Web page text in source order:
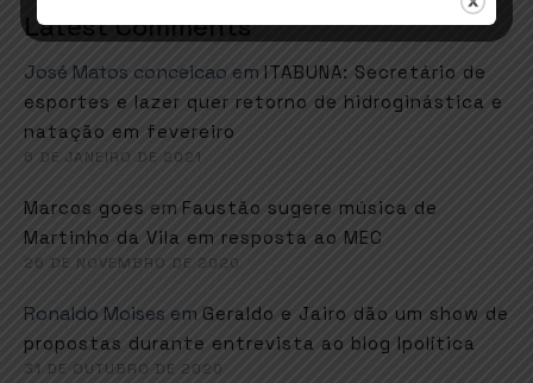
Latest Comments
José Matos conceicao em ITABUNA: Secretário de
esportes e lazer quer retorno de hidroginástica e
natação em fevereiro
6 DE JANEIRO DE 2021
Marcos goes em Faustão sugere música de
Martinho da Vila em resposta ao MEC
26 DE NOVEMBRO DE 2020
Ronaldo Moises em Geraldo e Jairo dão um show de
propostas durante entrevista ao blog Ipolítica
31 DE OUTUBRO DE 2020